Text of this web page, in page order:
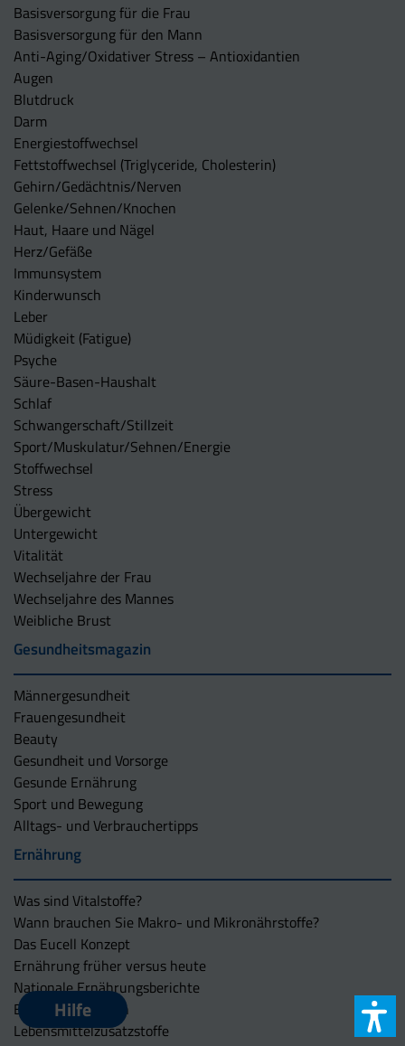
Hilfe
Basisversorgung für die Frau
Basisversorgung für den Mann
Anti-Aging/Oxidativer Stress – Antioxidantien
Augen
Blutdruck
Darm
Energiestoffwechsel
Fettstoffwechsel (Triglyceride, Cholesterin)
Gehirn/Gedächtnis/Nerven
Gelenke/Sehnen/Knochen
Haut, Haare und Nägel
Herz/Gefäße
Immunsystem
Kinderwunsch
Leber
Müdigkeit (Fatigue)
Psyche
Säure-Basen-Haushalt
Schlaf
Schwangerschaft/Stillzeit
Sport/Muskulatur/Sehnen/Energie
Stoffwechsel
Stress
Übergewicht
Untergewicht
Vitalität
Wechseljahre der Frau
Wechseljahre des Mannes
Weibliche Brust
Gesundheitsmagazin
Männergesundheit
Frauengesundheit
Beauty
Gesundheit und Vorsorge
Gesunde Ernährung
Sport und Bewegung
Alltags- und Verbrauchertipps
Ernährung
Was sind Vitalstoffe?
Wann brauchen Sie Makro- und Mikronährstoffe?
Das Eucell Konzept
Ernährung früher versus heute
Nationale Ernährungsberichte
Ernährungslexikon
Lebensmittelzusatzstoffe